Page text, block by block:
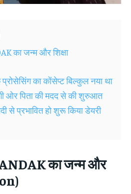
का जन्म और शिक्षा
का कोंसेप्ट बिल्कुल नया था
ओर पिता की मदद से की शुरुआत
से प्रभावित हो शुरू किया डेयरी
का जन्म और
)